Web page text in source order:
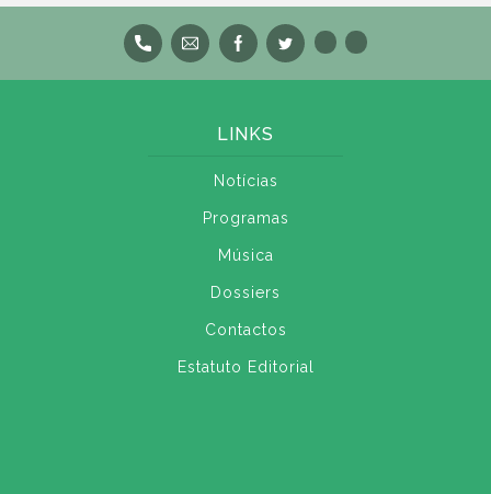
LINKS
Notícias
Programas
Música
Dossiers
Contactos
Estatuto Editorial